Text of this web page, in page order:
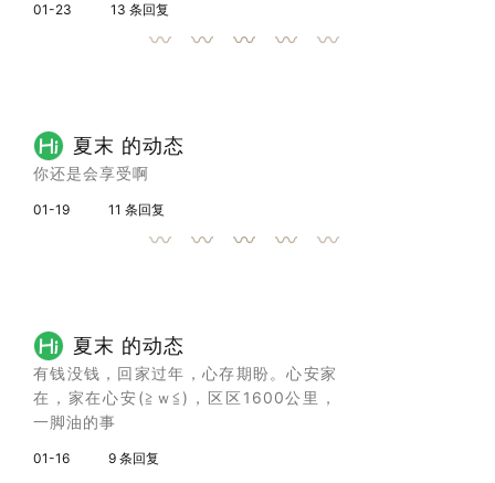
01-23 13 条回复
夏末 的动态
你还是会享受啊
01-19 11 条回复
夏末 的动态
有钱没钱，回家过年，心存期盼。心安家
在，家在心安(≧ｗ≦)，区区1600公里，
一脚油的事
01-16 9 条回复